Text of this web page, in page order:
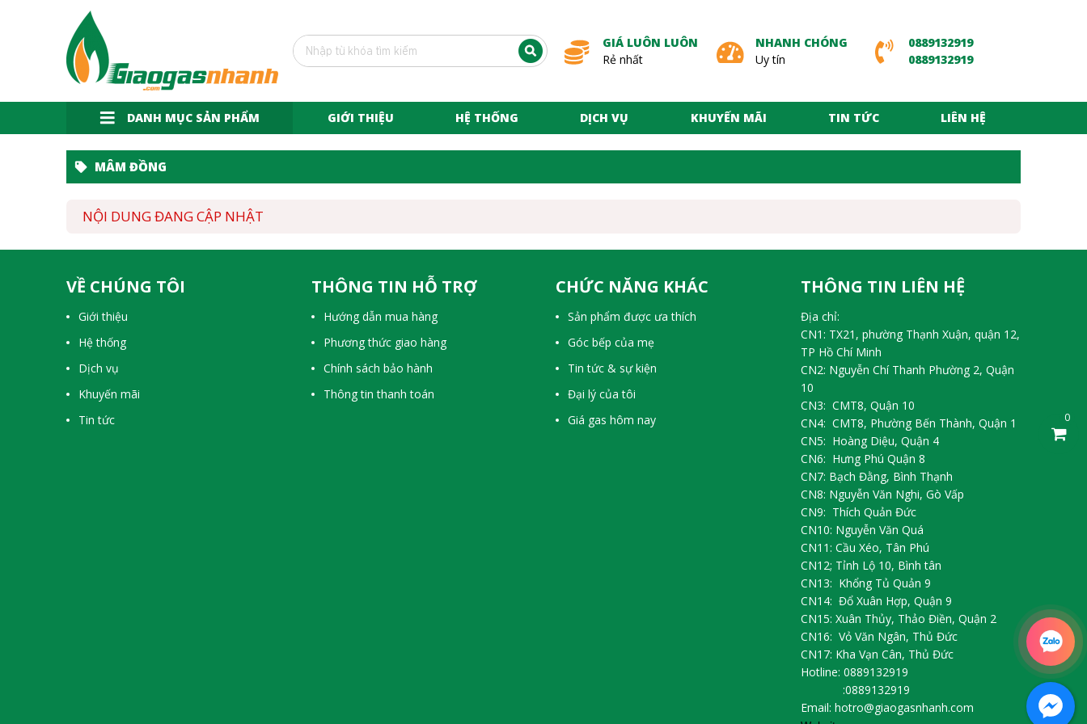
0
GIÁ LUÔN LUÔN
Rẻ nhất
NHANH CHÓNG
Uy tín
0889132919
0889132919
DANH MỤC SẢN PHẨM GIỚI THIỆU HỆ THỐNG DỊCH VỤ KHUYẾN MÃI TIN TỨC LIÊN HỆ
MÂM ĐỒNG
NỘI DUNG ĐANG CẬP NHẬT
VỀ CHÚNG TÔI
Giới thiệu
Hệ thống
Dịch vụ
Khuyến mãi
Tin tức
THÔNG TIN HỖ TRỢ
Hướng dẫn mua hàng
Phương thức giao hàng
Chính sách bảo hành
Thông tin thanh toán
CHỨC NĂNG KHÁC
Sản phẩm được ưa thích
Góc bếp của mẹ
Tin tức & sự kiện
Đại lý của tôi
Giá gas hôm nay
THÔNG TIN LIÊN HỆ
Địa chỉ:
CN1: TX21, phường Thạnh Xuận, quận 12,
TP Hồ Chí Minh
CN2: Nguyễn Chí Thanh Phường 2, Quận
10
CN3: CMT8, Quận 10
CN4: CMT8, Phường Bến Thành, Quận 1
CN5: Hoàng Diệu, Quận 4
CN6: Hưng Phú Quận 8
CN7: Bạch Đằng, Bình Thạnh
CN8: Nguyễn Văn Nghi, Gò Vấp
CN9: Thích Quản Đức
CN10: Nguyễn Văn Quá
CN11: Cầu Xéo, Tân Phú
CN12; Tỉnh Lộ 10, Bình tân
CN13: Khổng Tủ Quản 9
CN14: Đổ Xuân Hợp, Quận 9
CN15: Xuân Thủy, Thảo Điền, Quận 2
CN16: Vỏ Văn Ngân, Thủ Đức
CN17: Kha Vạn Cân, Thủ Đức
Hotline: 0889132919
:0889132919
Email: hotro@giaogasnhanh.com